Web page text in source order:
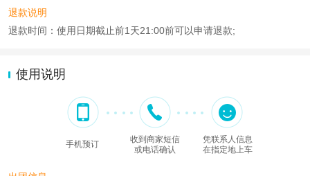
退款说明
退款时间：使用日期截止前1天21:00前可以申请退款;
使用说明
手机预订
收到商家短信
或电话确认
凭联系人信息
在指定地上车